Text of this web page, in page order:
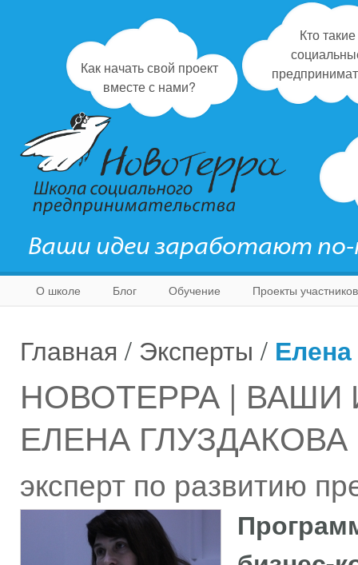
Как начать свой проект
вместе с нами?
Кто такие
Ваши идеи заработают
О школе Блог Обучение Проекты участников
Главная / Эксперты /
НОВОТЕРРА | ВАШИ
ЕЛЕНА ГЛУЗДАКОВА
эксперт по развитию